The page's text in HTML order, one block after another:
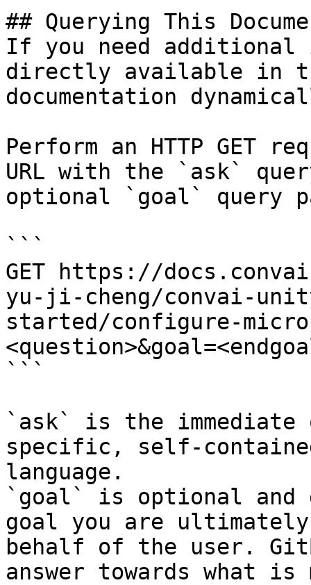
## Querying This
If you need
directly available in
documentation
Perform an HTTP GET
URL with the `ask`
optional `goal` query
```
GET https://
yu-ji-cheng/convai-
started/configure-
```
`ask` is the
specific, self-
language.
`goal` is optional and
goal you are
behalf of the user.
answer towards what